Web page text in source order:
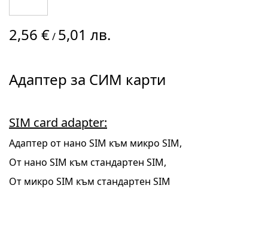
към
галерия
със
2,56 €/ 5,01 лв.
Адаптер за СИМ карти
SIM card adapter:
Адаптер от нано SIM към микро SIM,
От нано SIM към стандартен SIM,
От микро SIM към стандартен SIM